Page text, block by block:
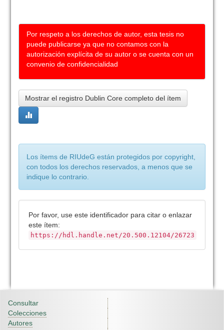
Por respeto a los derechos de autor, esta tesis no
puede publicarse ya que no contamos con la
autorización explícita de su autor o se cuenta con un
convenio de confidencialidad
Mostrar el registro Dublin Core completo del ítem
Los ítems de RIUdeG están protegidos por copyright,
con todos los derechos reservados, a menos que se
indique lo contrario.
Por favor, use este identificador para citar o enlazar
este ítem:
https://hdl.handle.net/20.500.12104/26723
Consultar
Colecciones
Autores